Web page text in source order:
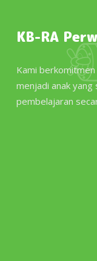
KB-RA
Kami
menjadi anak yang
pembelajaran